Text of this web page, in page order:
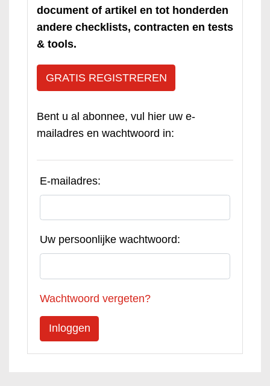
document of artikel en tot honderden
andere checklists, contracten en tests
& tools.
GRATIS REGISTREREN
Bent u al abonnee, vul hier uw e-
mailadres en wachtwoord in:
E-mailadres:
Uw persoonlijke wachtwoord:
Wachtwoord vergeten?